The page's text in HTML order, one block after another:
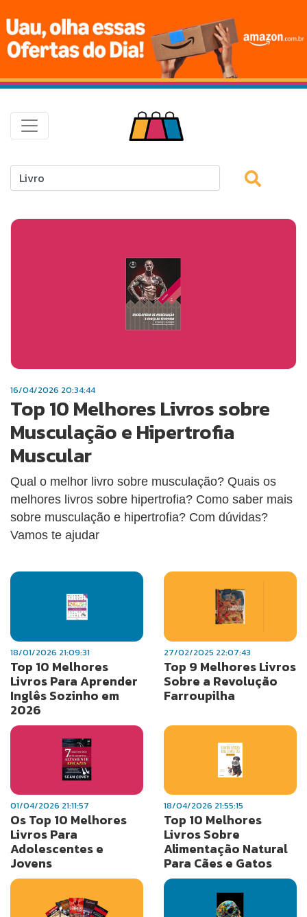
16/04/2026 20:34:44
Top 10 Melhores Livros sobre
Musculação e Hipertrofia
Muscular
Qual o melhor livro sobre musculação? Quais os
melhores livros sobre hipertrofia? Como saber mais
sobre musculação e hipertrofia? Com dúvidas?
Vamos te ajudar
18/01/2026 21:09:31
Top 10 Melhores
Livros Para Aprender
Inglês Sozinho em
2026
27/02/2025 22:07:43
Top 9 Melhores Livros
Sobre a Revolução
Farroupilha
01/04/2026 21:11:57
Os Top 10 Melhores
Livros Para
Adolescentes e
Jovens
18/04/2026 21:55:15
Top 10 Melhores
Livros Sobre
Alimentação Natural
Para Cães e Gatos